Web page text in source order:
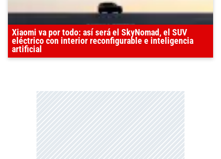
Xiaomi va por todo: así será el SkyNomad, el SUV
eléctrico con interior reconfigurable e inteligencia
artificial